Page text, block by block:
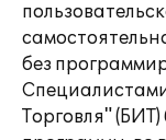
без
Торговля"